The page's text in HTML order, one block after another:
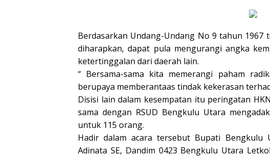
Berdasarkan Undang-Undang No 9 tahun
diharapkan, dapat pula mengurangi angka
ketertinggalan dari daerah lain.
“ Bersama-sama kita memerangi paham
berupaya memberantaas tindak kekerasan
Disisi lain dalam kesempatan itu peringatan
sama dengan RSUD Bengkulu Utara
untuk 115 orang.
Hadir dalam acara tersebut Bupati Bengkulu
Adinata SE, Dandim 0423 Bengkulu Utara